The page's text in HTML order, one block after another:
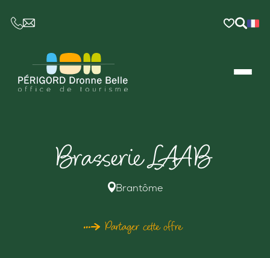
CE LIEN OUVRIRA VOTRE LOGICIEL DE
Brasserie LAAB
Brantôme
Partager cette offre